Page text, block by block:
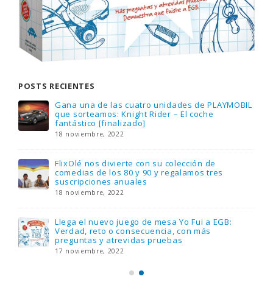
POSTS RECIENTES
Gana una de las cuatro unidades de PLAYMOBIL
que sorteamos: Knight Rider – El coche
fantástico [finalizado]
18 noviembre, 2022
FlixOlé nos divierte con su colección de
comedias de los 80 y 90 y regalamos tres
suscripciones anuales
18 noviembre, 2022
Llega el nuevo juego de mesa Yo Fui a EGB:
Verdad, reto o consecuencia, con más
preguntas y atrevidas pruebas
17 noviembre, 2022